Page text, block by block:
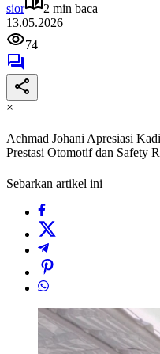
sior
2 min baca
13.05.2026
74
×
‎Achmad Johani Apresiasi
Prestasi Otomotif dan Safety
Sebarkan artikel ini